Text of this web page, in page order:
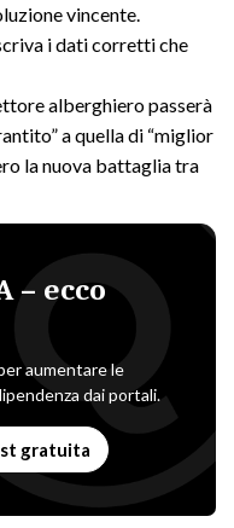
vincente.
i dati corretti che
alberghiero passerà
a quella di “miglior
la nuova battaglia tra
– ecco
aumentare le
dai portali.
gratuita